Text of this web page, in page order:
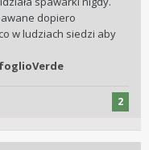
dopiero
w ludziach siedzi aby
2